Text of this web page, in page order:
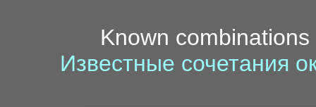
Known
Известные сочетания